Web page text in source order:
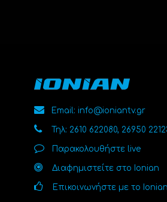
Email: info@ioniantv.gr
Τηλ: 2610 622080, 26950
Παρακολουθήστε live
Διαφημιστείτε στο Ionian
Επικοινωνήστε με το Ionian